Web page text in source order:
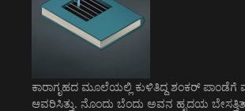
ಕಾರಾಗೃಹದ ಮೂಲೆಯಲ್ಲಿ ಕುಳಿತಿದ್ದ ಶಂಕರ್ ಪಾಂಡೆಗೆ
ಆವರಿಸಿತ್ತು. ನೊಂದು ಬೆಂದು ಅವನ ಹೃದಯ